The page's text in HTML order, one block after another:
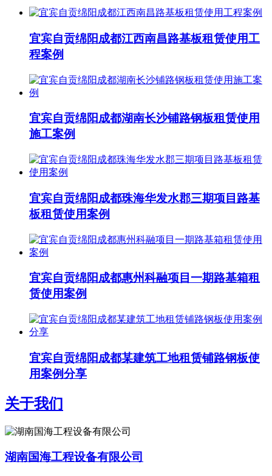
宜宾自贡绵阳成都江西南昌路基板租赁使用工
程案例
宜宾自贡绵阳成都湖南长沙铺路钢板租赁使用
施工案例
宜宾自贡绵阳成都珠海华发水郡三期项目路基
板租赁使用案例
宜宾自贡绵阳成都惠州科融项目一期路基箱租
赁使用案例
宜宾自贡绵阳成都某建筑工地租赁铺路钢板使
用案例分享
关于我们
湖南国海工程设备有限公司